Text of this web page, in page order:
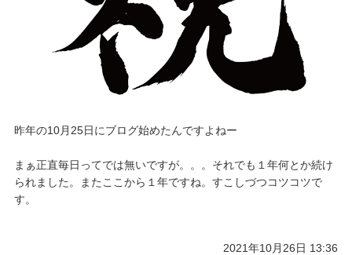
昨年の10月25日にブログ始めたんですよねー
まぁ正直毎日ってでは無いですが。。。それでも１年何とか続け
られました。またここから１年ですね。すこしづつコツコツで
す。
2021年10月26日 13:36